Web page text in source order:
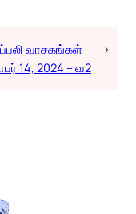
வாசகங்கள் –
14, 2024 – வ2
→